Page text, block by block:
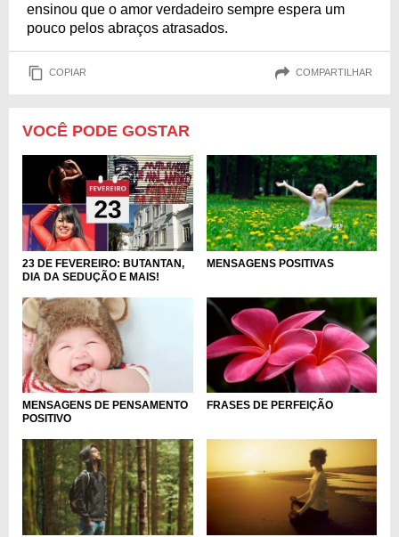
ensinou que o amor verdadeiro sempre espera um
pouco pelos abraços atrasados.
COPIAR COMPARTILHAR
VOCÊ PODE GOSTAR
23 DE FEVEREIRO: BUTANTAN,
DIA DA SEDUÇÃO E MAIS!
MENSAGENS POSITIVAS
MENSAGENS DE PENSAMENTO
POSITIVO
FRASES DE PERFEIÇÃO